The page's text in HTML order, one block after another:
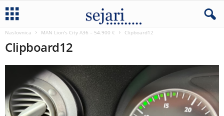
Naslovnica MAN Lion's City A36 – 54.900 € Clipboard12
Clipboard12